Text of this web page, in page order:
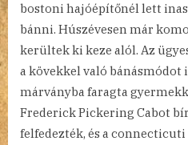
bostoni hajóépítőnél lett
bánni. Húszévesen már
kerültek ki keze alól. Az
a kövekkel való bánásmódot
márványba faragta
Frederick Pickering Cabot
felfedezték, és a